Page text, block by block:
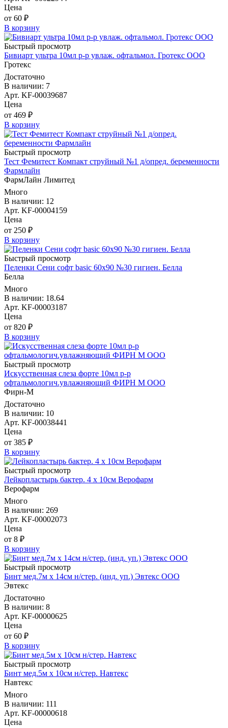
Цена
от 60 ₽
В корзину
Быстрый просмотр
Бивиарт ультра 10мл р-р увлаж. офтальмол. Гротекс ООО
Гротекс
Достаточно
В наличии: 7
Арт. KF-00039687
Цена
от 469 ₽
В корзину
Быстрый просмотр
Тест Фемитест Компакт струйный №1 д/опред. беременности
Фармлайн
ФармЛайн Лимитед
Много
В наличии: 12
Арт. KF-00004159
Цена
от 250 ₽
В корзину
Быстрый просмотр
Пеленки Сени софт basiс 60х90 №30 гигиен. Белла
Белла
Много
В наличии: 18.64
Арт. KF-00003187
Цена
от 820 ₽
В корзину
Быстрый просмотр
Искусственная слеза форте 10мл р-р
офтальмологич.увлажняющий ФИРН М ООО
Фирн-М
Достаточно
В наличии: 10
Арт. KF-00038441
Цена
от 385 ₽
В корзину
Быстрый просмотр
Лейкопластырь бактер. 4 х 10см Верофарм
Верофарм
Много
В наличии: 269
Арт. KF-00002073
Цена
от 8 ₽
В корзину
Быстрый просмотр
Бинт мед.7м х 14см н/стер. (инд. уп.) Эвтекс ООО
Эвтекс
Достаточно
В наличии: 8
Арт. KF-00000625
Цена
от 60 ₽
В корзину
Быстрый просмотр
Бинт мед.5м х 10см н/стер. Навтекс
Навтекс
Много
В наличии: 111
Арт. KF-00000618
Цена